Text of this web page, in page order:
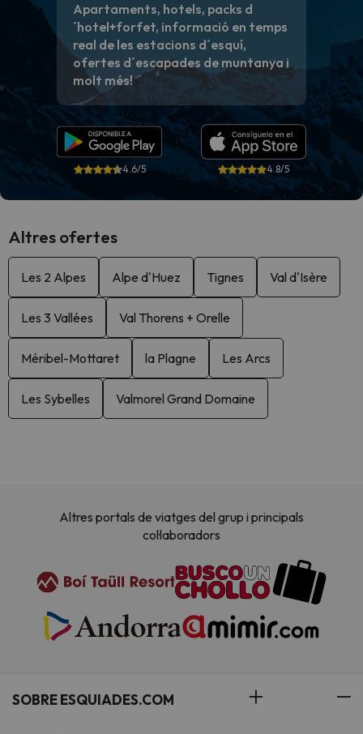
Apartaments, hotels, packs d
´hotel+forfet, informació en temps
real de les estacions d´esquí,
ofertes d´escapades de muntanya i
molt més!
4.6/5 4.8/5
Altres ofertes
Les 2 Alpes Alpe d'Huez Tignes Val d'Isère
Les 3 Vallées Val Thorens + Orelle
Méribel-Mottaret la Plagne Les Arcs
Les Sybelles Valmorel Grand Domaine
Altres portals de viatges del grup i principals
col·laboradors
SOBRE ESQUIADES.COM